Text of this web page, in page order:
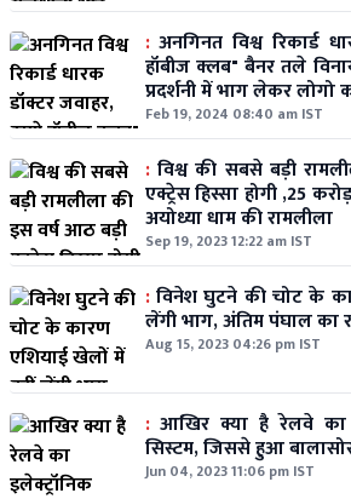
: अनगिनत विश्व रिकार्ड
हॉबीज क्लब" बैनर तले
प्रदर्शनी में भाग लेकर
Feb 19, 2024 08:40 am IST
: विश्व की सबसे बड़ी
एक्ट्रेस हिस्सा होगी ,25
अयोध्या धाम की रामलीला
Sep 19, 2023 12:22 am IST
:विनेश घुटने की चोट के
लेंगी भाग, अंतिम पंघाल का
Aug 15, 2023 04:26 pm IST
: आखिर क्या है रेलवे का
सिस्टम, जिससे हुआ
Jun 04, 2023 11:06 pm IST